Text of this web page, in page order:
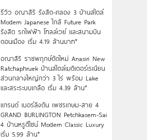
รีวิว อณาสิริ รังสิต-คลอง 3 บ้านสไตล์
Modern Japanese ใกล้ Future Park
รังสิต รถไฟฟ้า โทลล์เวย์ และสนามบิน
ดอนเมือง เริ่ม 4.19 ล้านบาท*
อณาสิริ ราชพฤกษ์ตัดใหม่ Anasiri New
Ratchaphruek บ้านสไตล์เมดิเตอร์เรเนียน
ส่วนกลางใหญ่กว่า 3 ไร่ พร้อม Lake
และสระระบบเกลือ เริ่ม 4.39 ล้าน*
แกรนด์ เบอร์ลิงตัน เพชรเกษม-สาย 4
GRAND BURLINGTON Petchkasem-Sai
4 บ้านหรูดีไซน์ Modern Classic Luxury
เริ่ม 5.99 ล้าน*